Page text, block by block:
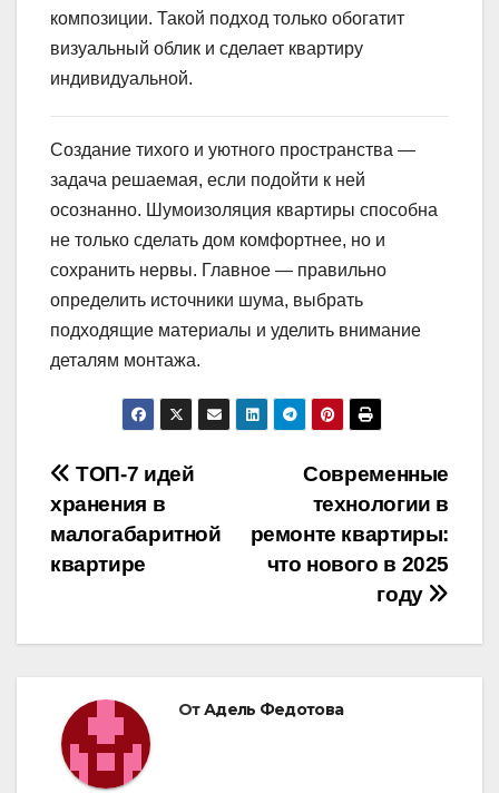
композиции. Такой подход только обогатит
визуальный облик и сделает квартиру
индивидуальной.
Создание тихого и уютного пространства —
задача решаемая, если подойти к ней
осознанно. Шумоизоляция квартиры способна
не только сделать дом комфортнее, но и
сохранить нервы. Главное — правильно
определить источники шума, выбрать
подходящие материалы и уделить внимание
деталям монтажа.
Навигация
по
записям
Современные
технологии в
ремонте квартиры:
что нового в 2025
году
ТОП-7 идей
хранения в
малогабаритной
квартире
ОтАдель Федотова